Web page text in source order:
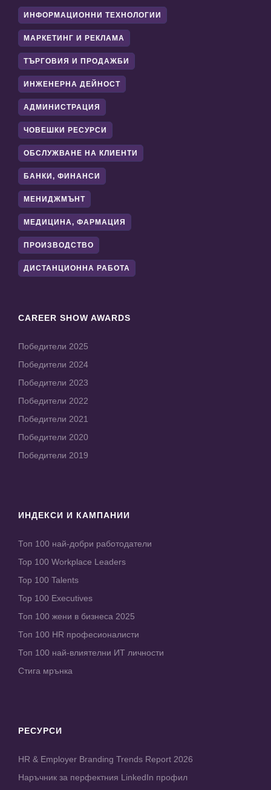
ИНФОРМАЦИОННИ ТЕХНОЛОГИИ
МАРКЕТИНГ И РЕКЛАМА
ТЪРГОВИЯ И ПРОДАЖБИ
ИНЖЕНЕРНА ДЕЙНОСТ
АДМИНИСТРАЦИЯ
ЧОВЕШКИ РЕСУРСИ
ОБСЛУЖВАНЕ НА КЛИЕНТИ
БАНКИ, ФИНАНСИ
МЕНИДЖМЪНТ
МЕДИЦИНА, ФАРМАЦИЯ
ПРОИЗВОДСТВО
ДИСТАНЦИОННА РАБОТА
CAREER SHOW AWARDS
Победители 2025
Победители 2024
Победители 2023
Победители 2022
Победители 2021
Победители 2020
Победители 2019
ИНДЕКСИ И КАМПАНИИ
Топ 100 най-добри работодатели
Top 100 Workplace Leaders
Top 100 Talents
Top 100 Executives
Топ 100 жени в бизнеса 2025
Топ 100 HR професионалисти
Топ 100 най-влиятелни ИТ личности
Стига мрънка
РЕСУРСИ
HR & Employer Branding Trends Report 2026
Наръчник за перфектния LinkedIn профил